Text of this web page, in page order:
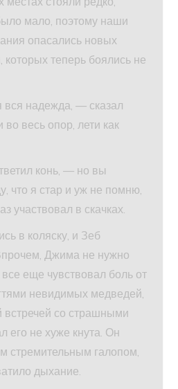
мало, поэтому наши
опасались новых
которых теперь боялись не
надежда, — сказал
весь опор, лети как
конь, — но вы
что я стар и уж не помню,
участвовал в скачках.
в коляску, и Зеб
Джима не нужно
еще чувствовал боль от
невидимых медведей,
встречей со страшными
его не хуже кнута. Он
стремительным галопом,
дыхание.